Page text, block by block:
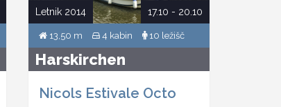
17.10 - 20.10
Letnik 2014
13,50 m 4 kabin 10 ležišč
Harskirchen
Nicols Estivale Octo